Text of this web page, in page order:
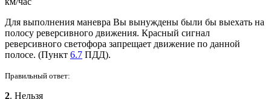
Для выполнения маневра Вы вынуждены были бы выехать на
полосу реверсивного движения. Красный сигнал
реверсивного светофора запрещает движение по данной
полосе. (Пункт 6.7 ПДД).
Правильный ответ:
2. Нельзя